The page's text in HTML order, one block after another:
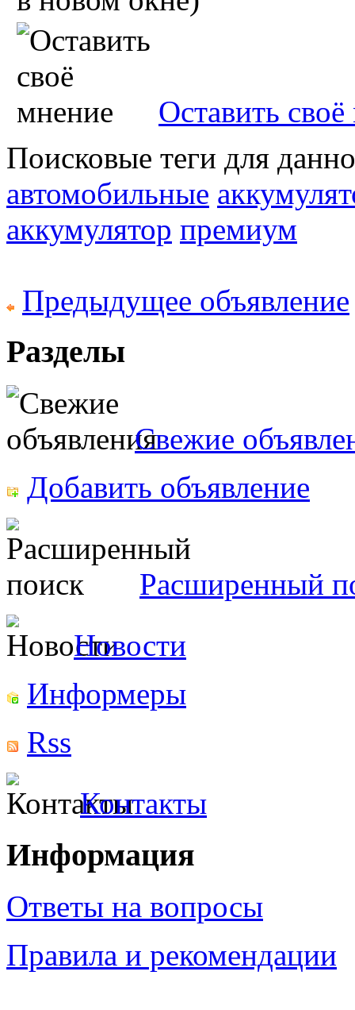
Оставить
Поисковые теги для
автомобильные
аккумулятор премиум
Предыдущее объявление
Разделы
Свежие
Добавить объявление
Расширенный
Новости
Информеры
Rss
Контакты
Информация
Ответы на вопросы
Правила и рекомендации